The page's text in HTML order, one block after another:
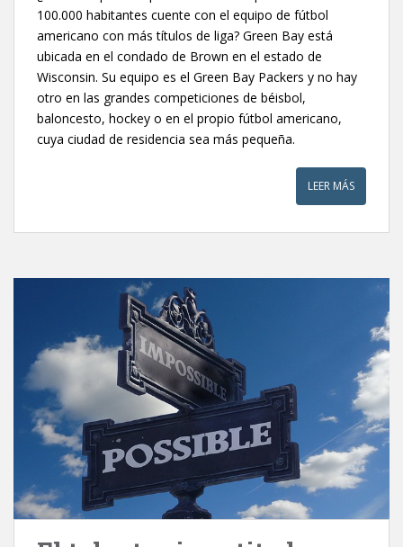
100.000 habitantes cuente con el equipo de fútbol
americano con más títulos de liga? Green Bay está
ubicada en el condado de Brown en el estado de
Wisconsin. Su equipo es el Green Bay Packers y no hay
otro en las grandes competiciones de béisbol,
baloncesto, hockey o en el propio fútbol americano,
cuya ciudad de residencia sea más pequeña.
LEER MÁS